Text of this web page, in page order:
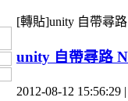
[轉貼]unity 自帶尋
unity 自帶尋路
2012-08-12 15:56:29